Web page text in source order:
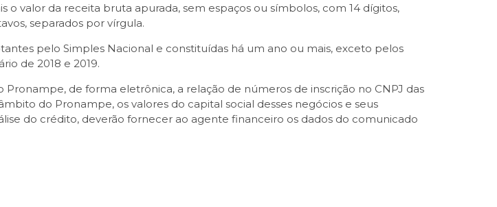
o valor da receita bruta apurada, sem espaços ou símbolos, com 14 dígitos,
separados por vírgula.
pelo Simples Nacional e constituídas há um ano ou mais, exceto pelos
de 2018 e 2019.
de forma eletrônica, a relação de números de inscrição no CNPJ das
do Pronampe, os valores do capital social desses negócios e seus
do crédito, deverão fornecer ao agente financeiro os dados do comunicado